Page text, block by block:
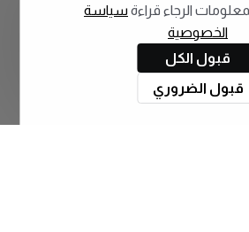
الرجاء قراءة سياسة
الخصوصية
قبول الكل
قبول الضروري